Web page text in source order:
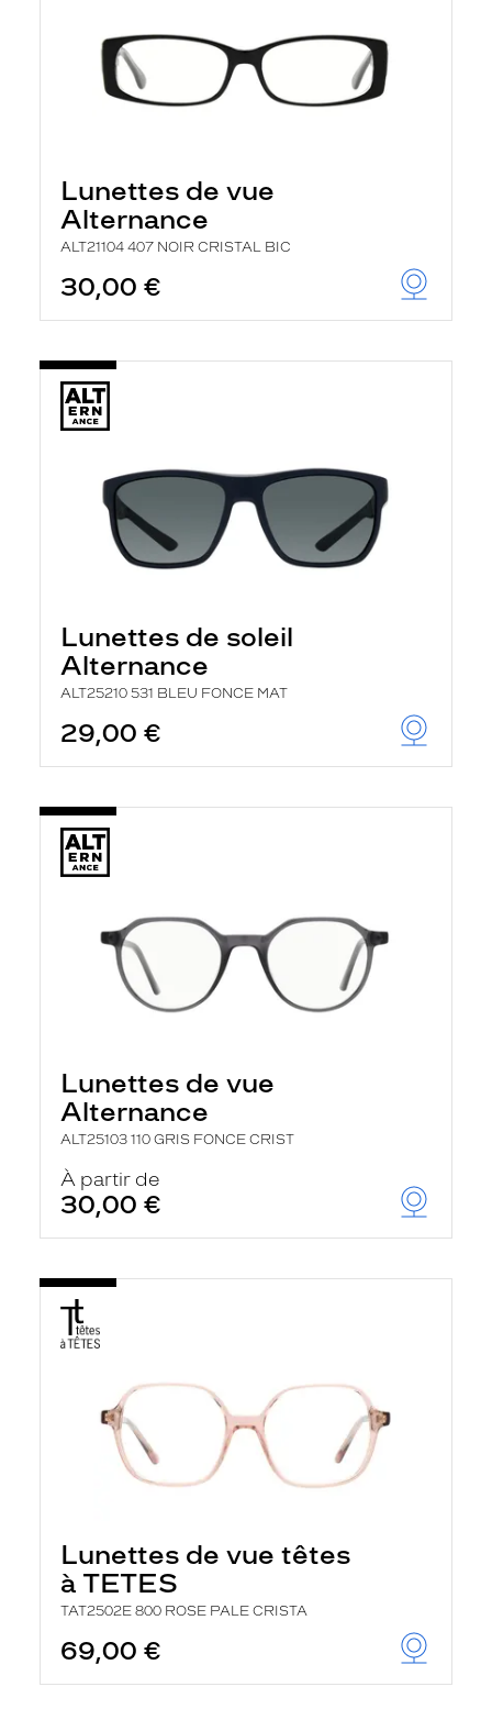
Lunettes de vue
Alternance
ALT21104 407 NOIR CRISTAL BIC
30,00 €
Lunettes de soleil
Alternance
ALT25210 531 BLEU FONCE MAT
29,00 €
Lunettes de vue
Alternance
ALT25103 110 GRIS FONCE CRIST
À partir de
30,00 €
Lunettes de vue têtes
à TETES
TAT2502E 800 ROSE PALE CRISTA
69,00 €